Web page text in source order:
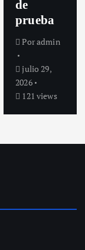
de
prueba
Poradmin
julio 29,
2026
121 views